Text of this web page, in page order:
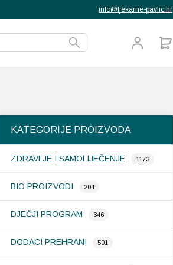
info@ljekarne-pavlic.hr
KATEGORIJE PROIZVODA
ZDRAVLJE I SAMOLIJEČENJE 1173
BIO PROIZVODI 204
DJEČJI PROGRAM 346
DODACI PREHRANI 501